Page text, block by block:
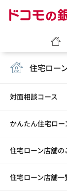
住宅ロー
対面相談コース
かんたん住宅ロー
住宅ローン店舗の
住宅ローン店舗一